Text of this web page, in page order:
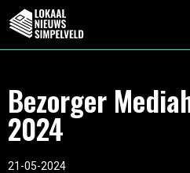
Bezorger
2024
21-05-2024